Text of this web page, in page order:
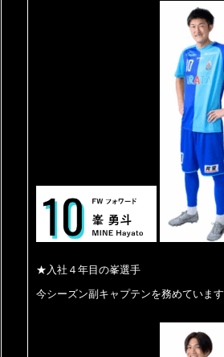
★入社４年目の峯選手
今シーズン副キャプテンを務めています